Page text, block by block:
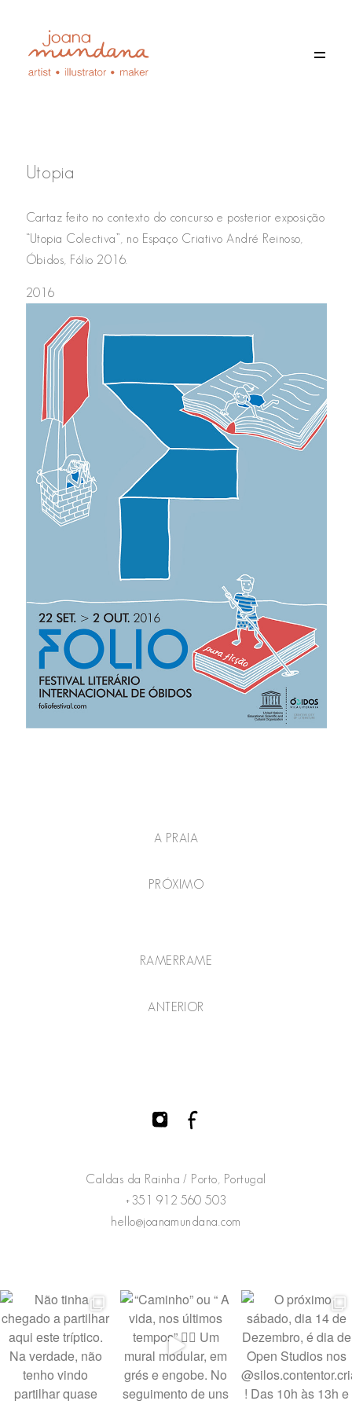
Utopia
Cartaz feito no contexto do concurso e posterior exposição
“Utopia Colectiva”, no Espaço Criativo André Reinoso,
Óbidos, Fólio 2016.
2016
RAMERRAME
ANTERIOR
A PRAIA
PRÓXIMO
Caldas da Rainha / Porto, Portugal
+351 912 560 503
hello@joanamundana.com
EN